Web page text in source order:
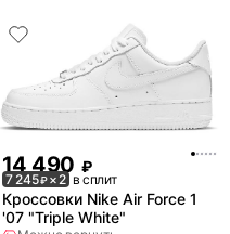
14 490 ₽
7 245₽× 2 в сплит
Кроссовки Nike Air Force 1
'07 "Triple White"